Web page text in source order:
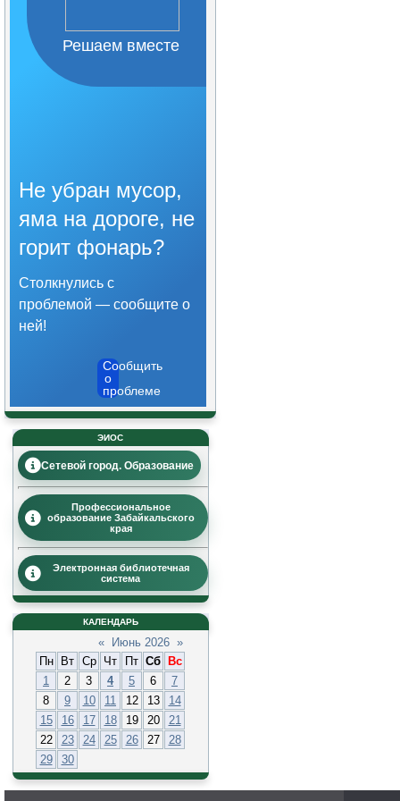
Решаем вместе
Не убран мусор,
яма на дороге, не
горит фонарь?
Столкнулись с
проблемой — сообщите о
ней!
Сообщить
о
проблеме
ЭИОС
Сетевой город. Образование
Профессиональное
образование Забайкальского
края
Электронная библиотечная
система
КАЛЕНДАРЬ
« Июнь 2026 »
Пн
Вт Ср Чт Пт Сб
Вс
1
2 3 4 5 6
7
8
9 10 11 12 13
14
15
16 17 18 19 20
21
22
23 24 25 26 27
28
29
30